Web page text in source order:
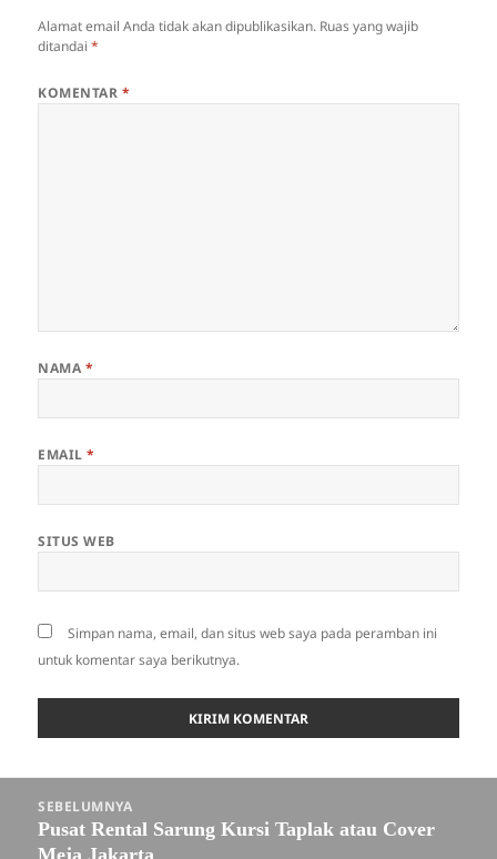
Alamat email Anda tidak akan dipublikasikan. Ruas yang wajib
ditandai*
KOMENTAR *
NAMA *
EMAIL*
SITUS WEB
Simpan nama, email, dan situs web saya pada peramban ini
untuk komentar saya berikutnya.
SEBELUMNYA
Pos
Pusat Rental Sarung Kursi Taplak atau Cover
Meja Jakarta